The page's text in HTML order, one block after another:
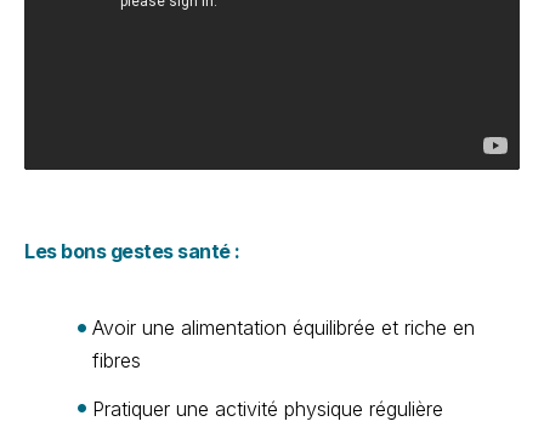
Les bons gestes santé :
Avoir une alimentation équilibrée et riche en
fibres
Pratiquer une activité physique régulière